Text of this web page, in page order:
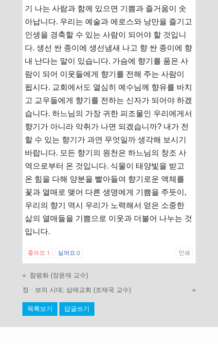
기 나는 사람과 함께 있으면 기쁨과 즐거움이 솟
아납니다. 우리는 예술과 에로스와 낭만을 즐기고
인생을 경축할 수 있는 사람이 되어야 할 것입니
다. 생선 싼 종이에 생선냄새 나고 향 싼 종이에 향
내 난다는 말이 있습니다. 가슴에 향기를 품은 사
람이 되어 이웃들에게 향기를 전해 주는 사람이
됩시다. 교회에서도 열심히 예수님께 향유를 바치
고 교우들에게 향기를 전하는 신자가 되어야 하겠
습니다. 하느님의 가장 귀한 피조물인 우리에게서
향기가 아니라 악취가 나면 되겠습니까? 내가 전
할 수 있는 향기가 과연 무엇일까 생각해 보시기
바랍니다. 모든 향기의 원천은 하느님의 창조 사
역으로부터 온 것입니다. 식물이 태양빛을 받고
온 힘을 다해 양분을 빨아들여 향기로운 액체를
꽃과 열매로 맺어 다른 생명에게 기쁨을 주듯이,
우리의 향기 역시 우리가 노력해서 얻은 소중한
삶의 열매들을 기쁨으로 이웃과 더불어 나누는 것
입니다.
좋아요 1 싫어요 0 인쇄
« 참평화 (장윤재 교수)
정ㆍ보의 시대; 삼애교회 (조재국 교수)
»
목록보기 답글쓰기